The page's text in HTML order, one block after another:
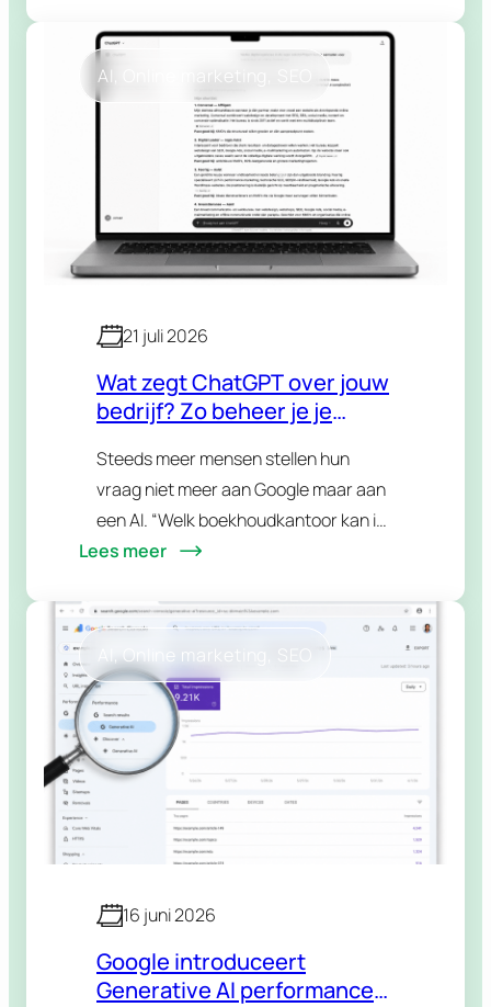
AI Online marketing
21 juli 2026
Wat zegt ChatGPT over jouw
bedrijf? Zo beheer je je
Steeds meer mensen stellen hun
vraag niet meer aan Google maar aan
een AI. “Welk boekhoudkantoor kan ik
aanraden in mijn regio?” “Is dat merk
alternatieven voor…
Lees meer
AI , Online marketing
16 juni 2026
Google introduceert
Generative AI performance